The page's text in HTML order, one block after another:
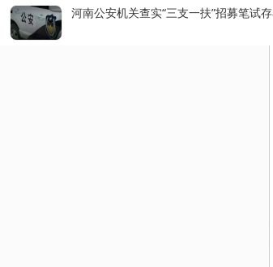
前7个月我国货物贸易进出口超30万亿元